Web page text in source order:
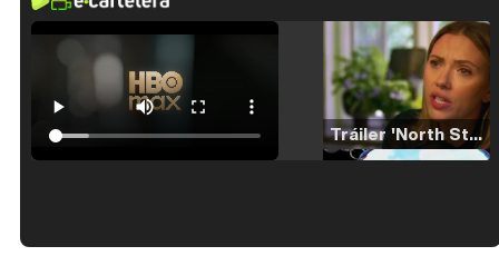
Tráiler 'North Star' (2023)